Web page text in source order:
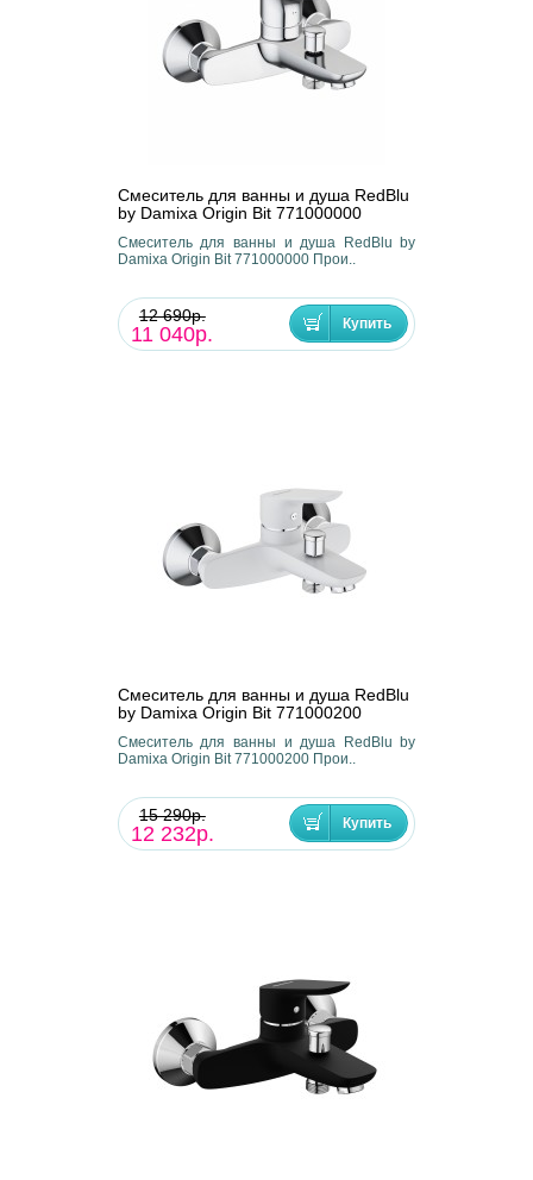
Смеситель для ванны и душа RedBlu
by Damixa Origin Bit 771000000
Смеситель для ванны и душа RedBlu by
Damixa Origin Bit 771000000 Прои..
12 690р.
11 040р.
Смеситель для ванны и душа RedBlu
by Damixa Origin Bit 771000200
Смеситель для ванны и душа RedBlu by
Damixa Origin Bit 771000200 Прои..
15 290р.
12 232р.